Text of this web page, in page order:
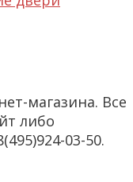
магазина. Все
либо
03-50.